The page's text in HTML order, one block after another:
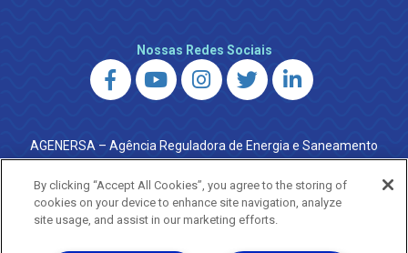
Nossas Redes Sociais
AGENERSA – Agência Reguladora de Energia e Saneamento
do Estado do Rio de Janeiro
0800 024 9040 · (21) 2332-6457 (WhatsApp) ·
ouvidoria@agenersa.rj.gov.br/ouvidoria.agenersa@gmail.com
·http://www.agenersa.rj.gov.br
By clicking “Accept All Cookies”, you agree to the storing of
cookies on your device to enhance site navigation, analyze
site usage, and assist in our marketing efforts.